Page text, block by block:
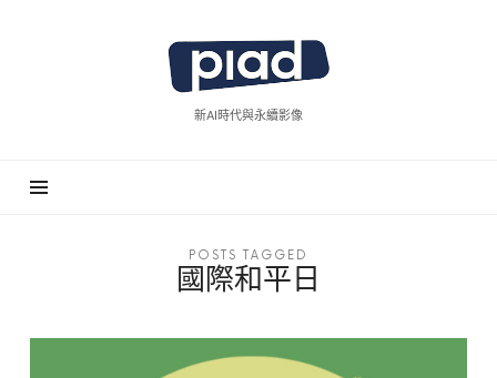
piad
拍
新AI時代與永續影像
POSTS TAGGED
國際和平日